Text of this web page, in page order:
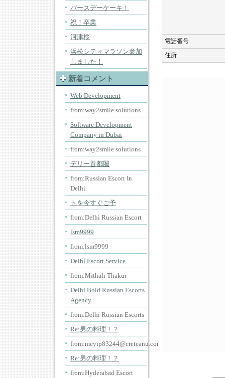
バースデーケーキ！
祝！卒業
河津桜
浜松シティマラソン参加
しました！
新着コメント
Web Development
from:way2smile solutions
Software Development
Company in Dubai
from:way2smile solutions
デリー首都圏
from:Russian Escort In
Delhi
トを今すぐご予
from:Delhi Russian Escort
lsm9999
from:lsm9999
Delhi Escort Service
from:Mithali Thakur
Delhi Bold Russian Escorts
Agency
from:Delhi Russian Escorts
Re:男の料理！？
from:meyip83244@creteanu.com
Re:男の料理！？
from:Hyderabad Escort
電話番号
住所